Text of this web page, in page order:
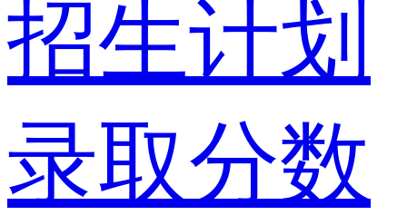
招生计划
录取分数